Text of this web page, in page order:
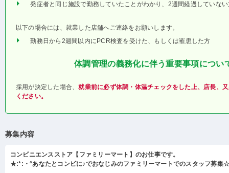
発症者と同じ施設で勤務していたことがわかり、2週間経過していな
以下の場合には、就業した店舗へご連絡をお願いします。
勤務日から2週間以内にPCR検査を受けた、もしくは罹患した方
体調管理の義務化に伴う重要事項につい
採用が決定した場合、就業前に必ず体調・体温チェックをした上、店長、
ください。
募集内容
コンビニエンスストア【ファミリーマート】のお仕事です。
★:*:・°あなたとコンビに♪でおなじみのファミリーマートでのスタッフ募集